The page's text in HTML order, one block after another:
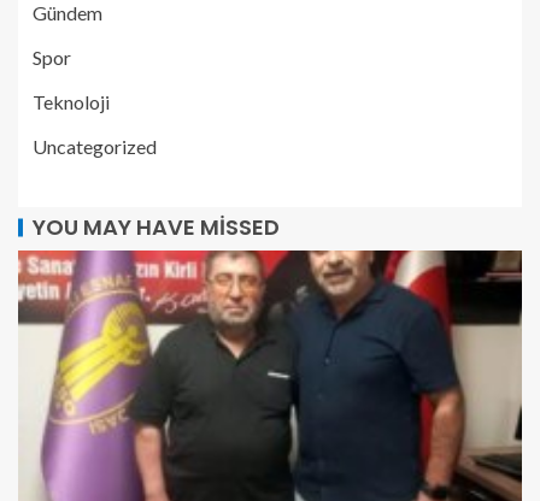
Gündem
Spor
Teknoloji
Uncategorized
YOU MAY HAVE MISSED